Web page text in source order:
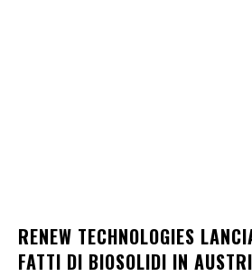
RENEW TECHNOLOGIES
FATTI DI BIOSOLIDI IN